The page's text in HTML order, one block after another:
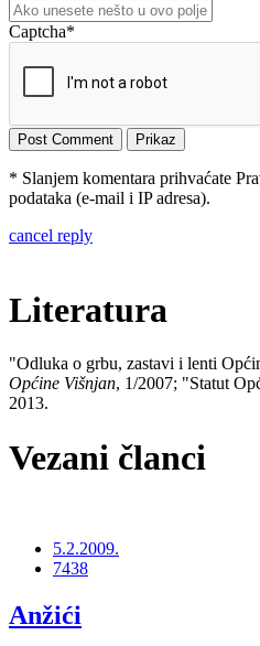
Captcha*
* Slanjem komentara prihvaćate
podataka (e-mail i IP adresa).
cancel reply
Literatura
"Odluka o grbu, zastavi i lenti
Općine Višnjan, 1/2007; "Statut
2013.
Vezani članci
5.2.2009.
7438
Anžići